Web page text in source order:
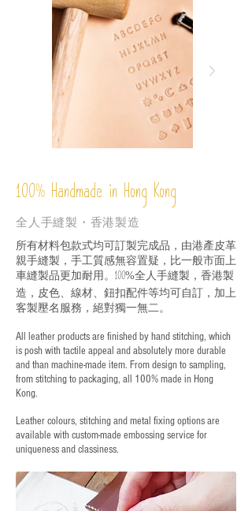
100% Handmade in Hong Kong
全人手縫製・香港製造
所有材料包款式均可訂製完成品，由港產皮革
親手縫製，手工質感無容置疑，比一般市面上
車縫製品更加耐用。 100%全人手縫製，香港製
造，皮色、線材、鈕扣配件等均可自訂，加上
客製壓名服務，絕對獨一無二。
All leather products are finished by hand stitching, which
is posh with tactile appeal and absolutely more durable
and than machine-made item. From design to sampling,
from stitching to packaging, all 100% made in Hong
Kong.
Leather colours, stitching and metal fixing options are
available with custom-made embossing service for
uniqueness and classiness.